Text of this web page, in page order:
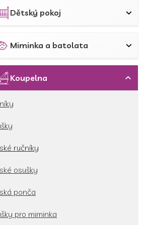
Dětský pokoj
Miminka a batolata
Koupelna
ručníky
osušky
ponča
pro miminka